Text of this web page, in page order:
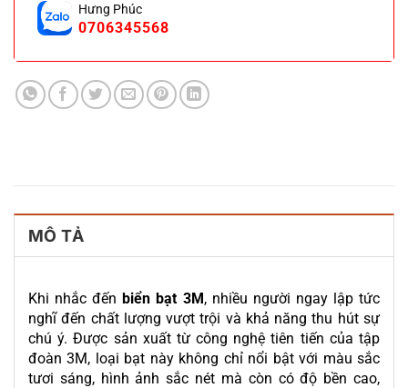
Hưng Phúc
0706345568
MÔ TẢ
Khi nhắc đếnbiển bạt 3M, nhiều người ngay lập tức
nghĩ đến chất lượng vượt trội và khả năng thu hút sự
chú ý. Được sản xuất từ công nghệ tiên tiến của tập
đoàn 3M, loại bạt này không chỉ nổi bật với màu sắc
tươi sáng, hình ảnh sắc nét mà còn có độ bền cao,